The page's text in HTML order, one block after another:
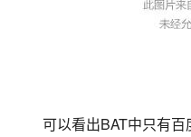
可以看出BAT中只有